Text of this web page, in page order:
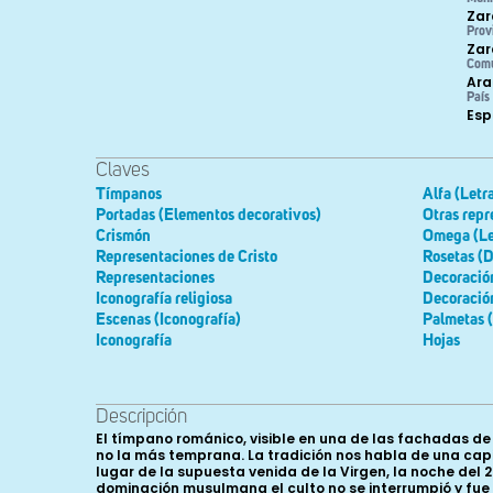
País
Claves
Tímpanos
Portadas (Elementos decorativos)
Crismón
Representaciones de Cristo
Representaciones
Iconografía religiosa
Escenas (Iconografía)
Iconografía
Alfa
Otras
Omega
Rosetas
Palmetas
Hojas
Descripción
El tímpano románico, visible en una de las fachadas de la actual basílica del Pilar, es el único resto de una de las construcciones cristianas levantadas en este mismo solar, pero no la más temprana. La tradición nos habla de una capilla de adobes dedicada a Santa María, construida por los primeros convertidos al cristianismo, a orillas del río Ebro, en el lugar de la supuesta venida de la Virgen, la noche del 2 de enero del año 40. Parece ser que después fue ampliada, dentro de un estilo imperial-cristiano. Durante el período de dominación musulmana el culto no se interrumpió y fue la única iglesia mozárabe de Zaragoza, al menos en el interior de la medina, ya que extramuros existía la de las Santas Masas, citándose ambas en el testamento del barcelonés Mucio, que estuvo en Zaragoza en el verano de 985. En el momento de la conquista cristiana, en 1118, el edificio se encontraba casi derruido a tenor de las palabras del obispo Pedro de Librana que expone que “consumida la tristeza de su anterior cautividad, carece de todo lo necesario: por una parte destruidas las paredes de dicha iglesia y los ornamentos, no tiene quien le ayude a repararla; por otra, los clérigos, entregados día y noche al servicio de lo divino, no tienen de qué vivir”. Esta situación se fue solucionando a base de donativos reales, limosnas y mandas testamentarias de los zaragozanos, algo que se fue convirtiendo en habitual en este templo. Hacia 1189 se pudieron acometer las obras de construcción de la nueva iglesia, que se levantaría sobre esquemas románicos, cuyo único resto hoy conservado es el tímpano que nos ocupa. En la segunda década del siglo XII, en un período caracterizado por los esfuerzos en fijar una población cristiana en la Zaragoza recién conquistada, se conceden tierras y propiedades del barrio de Santa María a los nuevos pobladores. Prueba de ello es el documento que recoge Lacarra, con fecha de octubre de 1124, en el que Alfonso I da a don Vital de Bonluc un corral en Zaragoza, entre Santa María y la zuda. Otra alusión a esta iglesia, previa a la construcción románica pero que muestra la costumbre de algunos ciudadanos de donar sus propiedades a esta parroquia, es el testamento de don Lope Garcés Peregrino, fechado entre 1133-1134, en el que deja sus casas a su mujer doña Mayor, al templo de Santa María de Zaragoza y a las Órdenes del Hospital y del Temple. Lo mismo ocurre en otro documento fechado el 5 de agosto de 1191 en el que García de Lerga y su mujer, María, se entregan como donados juntamente con sus propiedades a la iglesia de Santa María la Mayor de Zaragoza. En 1138 Inocencio I dispuso en ella una colegiata, con canónigos que seguirían la regla de San Agustín, sometidos a la jurisdicción del obispo de Zaragoza. En 1142 Ramón Berenguer tomaba bajo su protección al prior y canónigos de Santa María, así como a sus bienes, a ruegos de Talesa, vizcondesa de Béarn, cuyo marido estaba enterrado en ella. En el siglo XIII, se tiene constancia de que el concejo de